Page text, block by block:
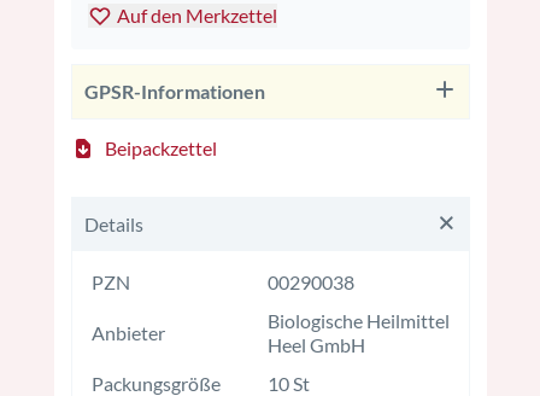
Auf den Merkzettel
GPSR-Informationen
Beipackzettel
Details
PZN 00290038
Anbieter
Biologische Heilmittel
Heel GmbH
Packungsgröße
10 St